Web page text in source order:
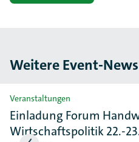
Weitere Event-News
Slider überspringen
Veranstaltungen
Einladung Forum
Wirtschaftspolitik 22.-